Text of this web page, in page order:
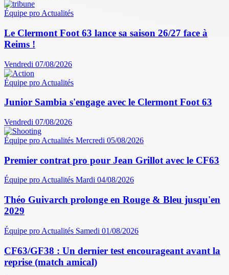
Équipe pro Actualités
Le Clermont Foot 63 lance sa saison 26/27 face à
Reims !
Vendredi 07/08/2026
Équipe pro Actualités
Junior Sambia s'engage avec le Clermont Foot 63
Vendredi 07/08/2026
Équipe pro Actualités Mercredi 05/08/2026
Premier contrat pro pour Jean Grillot avec le CF63
Équipe proActualités Mardi 04/08/2026
Théo Guivarch prolonge en Rouge & Bleu jusqu'en
2029
Équipe pro Actualités Samedi 01/08/2026
CF63/GF38 : Un dernier test encourageant avant la
reprise (match amical)